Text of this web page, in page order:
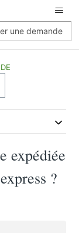
une demande
expédiée
?